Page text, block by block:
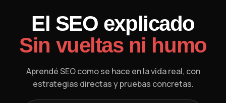
El SEO explicado
Sin vueltas ni humo
Aprendé SEO como se hace en la vida real, con
estrategias directas y pruebas concretas.